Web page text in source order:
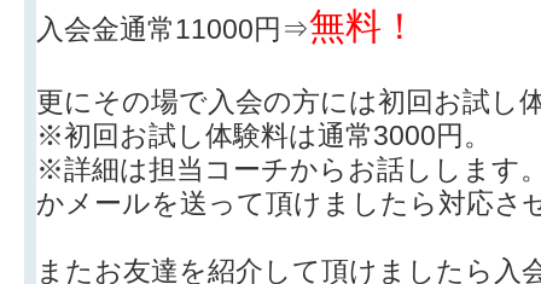
入会金通常11000円⇒無料！
更にその場で入会の方には初回お試し
※初回お試し体験料は通常3000円。
※詳細は担当コーチからお話しします
かメールを送って頂けましたら対応さ
またお友達を紹介して頂けましたら入